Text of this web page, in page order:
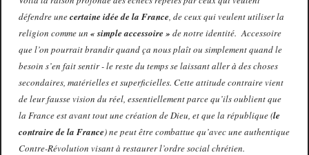
défendre unecertaine idée de la France, de ceux qui veulent utiliser la
religion comme un « simple accessoire » de notre identité. Accessoire
que l’on pourrait brandir quand ça nous plaît ou simplement quand le
besoin s’en fait sentir - le reste du temps se laissant aller à des choses
secondaires, matérielles et superficielles. Cette attitude contraire vient
de leur fausse vision du réel, essentiellement parce qu’ils oublient que
la France est avant tout une création de Dieu, et que la république (le
contraire de la France) ne peut être combattue qu’avec une authentique
Contre-Révolution visant à restaurer l’ordre social chrétien.